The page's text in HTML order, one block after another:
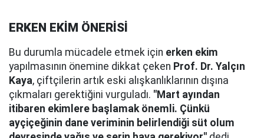
ERKEN EKİM ÖNERİSİ
Bu durumla mücadele etmek için erken ekim
yapılmasının önemine dikkat çeken Prof. Dr. Yalçın
Kaya, çiftçilerin artık eski alışkanlıklarının dışına
çıkmaları gerektiğini vurguladı. "Mart ayından
itibaren ekimlere başlamak önemli. Çünkü
ayçiçeğinin dane veriminin belirlendiği süt olum